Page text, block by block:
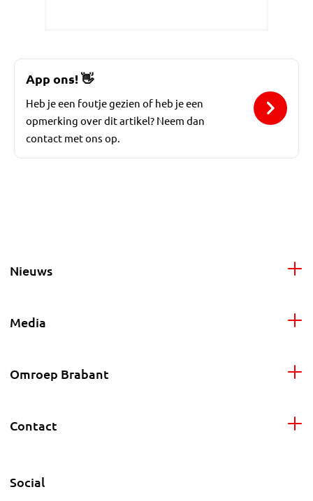
App ons! 👋
Heb je een foutje gezien of heb je een
opmerking over dit artikel? Neem dan
contact met ons op.
Nieuws
Media
Omroep Brabant
Contact
Social